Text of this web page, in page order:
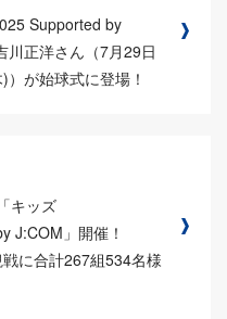
Supported by
川正洋さん（7月29日
が始球式に登場！
キッズ
J:COM」開催！
に合計267組534名様